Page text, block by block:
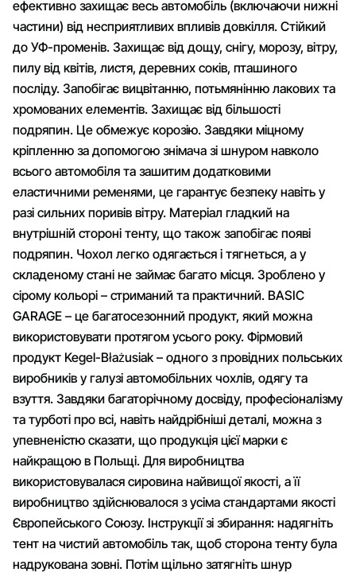
ефективно захищає весь автомобіль (включаючи нижні
частини) від несприятливих впливів довкілля. Стійкий
до УФ-променів. Захищає від дощу, снігу, морозу, вітру,
пилу від квітів, листя, деревних соків, пташиного
посліду. Запобігає вицвітанню, потьмянінню лакових та
хромованих елементів. Захищає від більшості
подряпин. Це обмежує корозію. Завдяки міцному
кріпленню за допомогою знімача зі шнуром навколо
всього автомобіля та зашитим додатковими
еластичними ременями, це гарантує безпеку навіть у
разі сильних поривів вітру. Матеріал гладкий на
внутрішній стороні тенту, що також запобігає появі
подряпин. Чохол легко одягається і тягнеться, а у
складеному стані не займає багато місця. Зроблено у
сірому кольорі – стриманий та практичний. BASIC
GARAGE – це багатосезонний продукт, який можна
використовувати протягом усього року. Фірмовий
продукт Kegel-Błażusiak – одного з провідних польських
виробників у галузі автомобільних чохлів, одягу та
взуття. Завдяки багаторічному досвіду, професіоналізму
та турботі про всі, навіть найдрібніші деталі, можна з
упевненістю сказати, що продукція цієї марки є
найкращою в Польщі. Для виробництва
використовувалася сировина найвищої якості, а її
виробництво здійснювалося з усіма стандартами якості
Європейського Союзу. Інструкції зі збирання: надягніть
тент на чистий автомобіль так, щоб сторона тенту була
надрукована зовні. Потім щільно затягніть шнур